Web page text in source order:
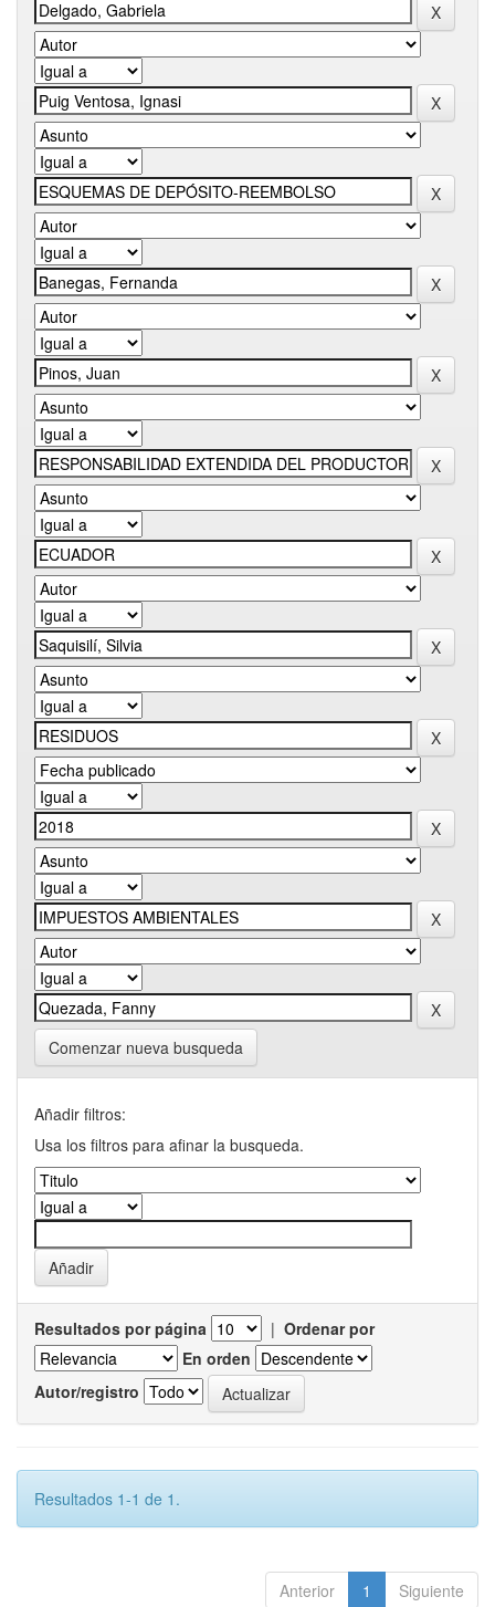
Comenzar nueva busqueda
Añadir filtros:
Usa los filtros para afinar la busqueda.
Resultados por página | Ordenar por
En orden
Autor/registro
Resultados 1-1 de 1.
Anterior 1 Siguiente